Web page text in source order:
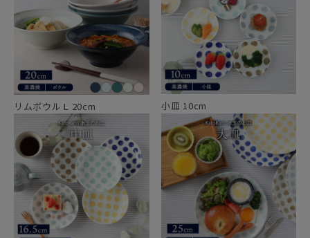
リムボウル L 20cm 小皿 10cm